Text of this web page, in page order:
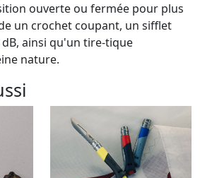
ouverte ou fermée pour plus
un crochet coupant, un sifflet
ainsi qu'un tire-tique
nature.